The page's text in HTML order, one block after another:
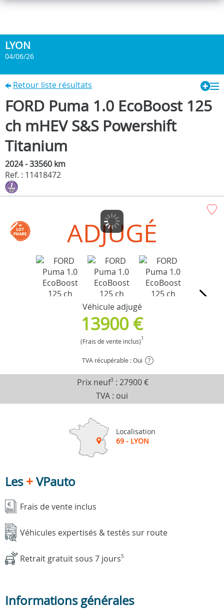
LYON
04/06/26
Retour liste résultats
FORD Puma 1.0 EcoBoost 125
ch mHEV S&S Powershift
Titanium
2024 - 33560 km
Ref. : 11418472
ADJUGÉ
Véhicule adjugé
13900 €
(Frais de vente inclus)1
TVA récupérable : Oui ?
Prix neuf3 : 27900 €
TVA : oui
Localisation
69 - LYON
Les+VPauto
Frais de vente inclus
Véhicules expertisés & testés sur route
Retrait gratuit sous 7 jours5
Informations générales